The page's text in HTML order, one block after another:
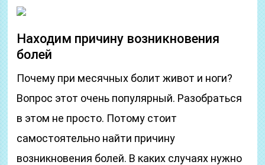
Находим причину возникновения
болей
Почему при месячных болит живот и ноги?
Вопрос этот очень популярный. Разобраться
в этом не просто. Потому стоит
самостоятельно найти причину
возникновения болей. В каких случаях нужно